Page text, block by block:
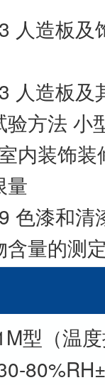
人造板及
人造板及
方法 小
内装饰
量
色漆和清
含量的测
型（温